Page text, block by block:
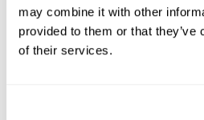
may combine it with other
provided to them or that
of their services.
Detail položky
Olej na plátně, 30x26 cm.
> Zobrazit detail položky a